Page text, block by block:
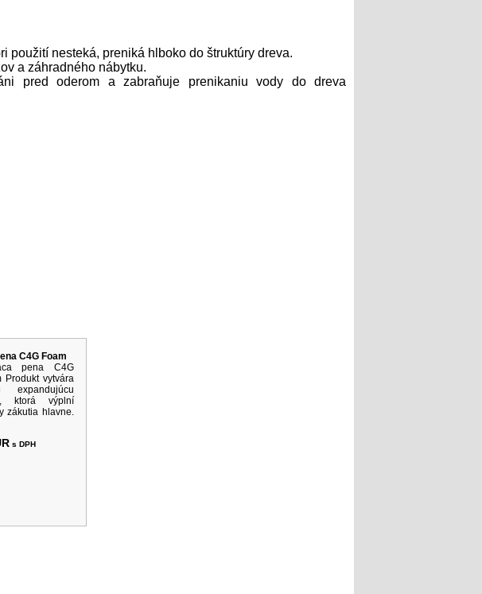
použití nesteká, preniká hlboko do štruktúry dreva.
a záhradného nábytku.
pred oderom a zabraňuje prenikaniu vody do dreva
C4G Foam
pena C4G
Produkt vytvára
expandujúcu
ktorá výplní
zákutia hlavne.
s DPH